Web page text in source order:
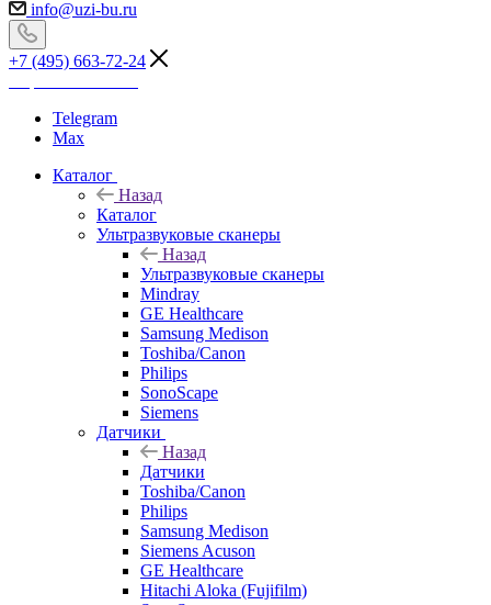
info@uzi-bu.ru
+7 (495) 663-72-24
Telegram
Max
Каталог
Назад
Каталог
Ультразвуковые сканеры
Назад
Ультразвуковые сканеры
Mindray
GE Healthcare
Samsung Medison
Toshiba/Canon
Philips
SonoScape
Siemens
Датчики
Назад
Датчики
Toshiba/Canon
Philips
Samsung Medison
Siemens Acuson
GE Healthcare
Hitachi Aloka (Fujifilm)